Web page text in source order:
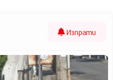
Изпрати